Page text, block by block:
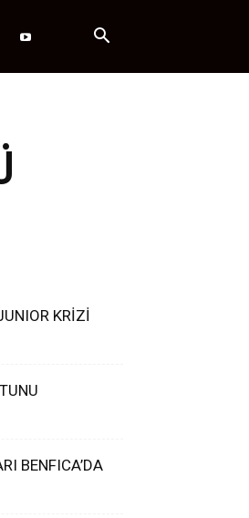
KRİZİ
BENFICA’DA